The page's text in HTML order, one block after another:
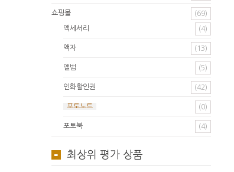
쇼핑몰 (69)
액세서리 (4)
액자 (13)
앨범 (5)
인화할인권 (42)
포토노트 (0)
포토북 (4)
최상위 평가 상품